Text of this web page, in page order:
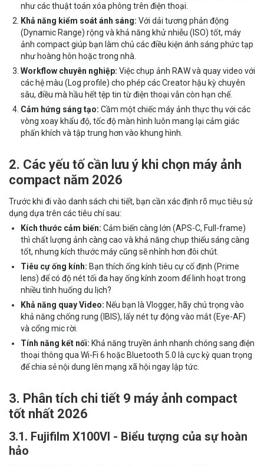
như các thuật toán xóa phông trên điện thoại.
Khả năng kiểm soát ánh sáng: Với dải tương phản động
(Dynamic Range) rộng và khả năng khử nhiễu (ISO) tốt, máy
ảnh compact giúp bạn làm chủ các điều kiện ánh sáng phức tạp
như hoàng hôn hoặc trong nhà.
Workflow chuyên nghiệp: Việc chụp ảnh RAW và quay video với
các hệ màu (Log profile) cho phép các Creator hậu kỳ chuyên
sâu, điều mà hầu hết tệp tin từ điện thoại vẫn còn hạn chế.
Cảm hứng sáng tạo: Cầm một chiếc máy ảnh thực thụ với các
vòng xoay khẩu độ, tốc độ màn hình luôn mang lại cảm giác
phấn khích và tập trung hơn vào khung hình.
2. Các yếu tố cần lưu ý khi chọn máy ảnh
compact năm 2026
Trước khi đi vào danh sách chi tiết, bạn cần xác định rõ mục tiêu sử
dụng dựa trên các tiêu chí sau:
Kích thước cảm biến: Cảm biến càng lớn (APS-C, Full-frame)
thì chất lượng ảnh càng cao và khả năng chụp thiếu sáng càng
tốt, nhưng kích thước máy cũng sẽ nhỉnh hơn đôi chút.
Tiêu cự ống kính: Bạn thích ống kính tiêu cự cố định (Prime
lens) để có độ nét tối đa hay ống kính zoom để linh hoạt trong
nhiều tình huống du lịch?
Khả năng quay Video: Nếu bạn là Vlogger, hãy chú trọng vào
khả năng chống rung (IBIS), lấy nét tự động vào mắt (Eye-AF)
và cổng mic rời.
Tính năng kết nối: Khả năng truyền ảnh nhanh chóng sang điện
thoại thông qua Wi-Fi 6 hoặc Bluetooth 5.0 là cực kỳ quan trọng
để chia sẻ nội dung lên mạng xã hội ngay lập tức.
3. Phân tích chi tiết 9 máy ảnh compact
tốt nhất 2026
3.1. Fujifilm X100VI - Biểu tượng của sự hoàn
hảo